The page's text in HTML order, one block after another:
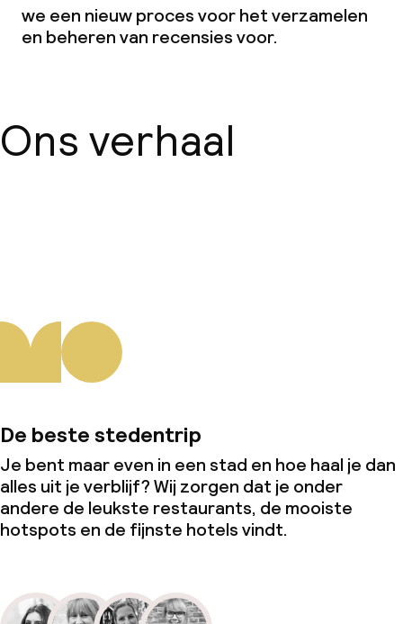
we een nieuw proces voor het verzamelen
en beheren van recensies voor.
Ons verhaal
De beste stedentrip
Je bent maar even in een stad en hoe haal je dan
alles uit je verblijf? Wij zorgen dat je onder
andere de leukste restaurants, de mooiste
hotspots en de fijnste hotels vindt.